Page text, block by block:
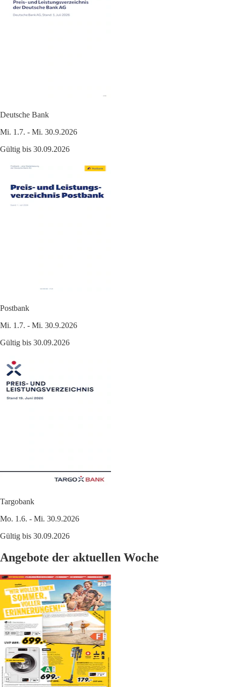
Deutsche Bank
Mi. 1.7. - Mi. 30.9.2026
Gültig bis 30.09.2026
Postbank
Mi. 1.7. - Mi. 30.9.2026
Gültig bis 30.09.2026
Targobank
Mo. 1.6. - Mi. 30.9.2026
Gültig bis 30.09.2026
Angebote der aktuellen Woche